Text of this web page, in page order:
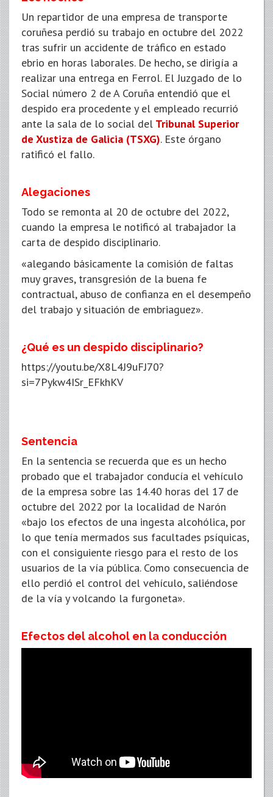
Un repartidor de una empresa de transporte
coruñesa perdió su trabajo en octubre del 2022
tras sufrir un accidente de tráfico en estado
ebrio en horas laborales. De hecho, se dirigía a
realizar una entrega en Ferrol. El Juzgado de lo
Social número 2 de A Coruña entendió que el
despido era procedente y el empleado recurrió
ante la sala de lo social del Tribunal Superior
de Xustiza de Galicia (TSXG). Este órgano
ratificó el fallo.
Alegaciones
Todo se remonta al 20 de octubre del 2022,
cuando la empresa le notificó al trabajador la
carta de despido disciplinario.
«alegando básicamente la comisión de faltas
muy graves, transgresión de la buena fe
contractual, abuso de confianza en el desempeño
del trabajo y situación de embriaguez».
¿Qué es un despido disciplinario?
https://youtu.be/X8L4J9uFJ70?
si=7Pykw4ISr_EFkhKV
Sentencia
En la sentencia se recuerda que es un hecho
probado que el trabajador conducía el vehículo
de la empresa sobre las 14.40 horas del 17 de
octubre del 2022 por la localidad de Narón
«bajo los efectos de una ingesta alcohólica, por
lo que tenía mermados sus facultades psíquicas,
con el consiguiente riesgo para el resto de los
usuarios de la vía pública. Como consecuencia de
ello perdió el control del vehículo, saliéndose
de la vía y volcando la furgoneta».
Efectos del alcohol en la conducción